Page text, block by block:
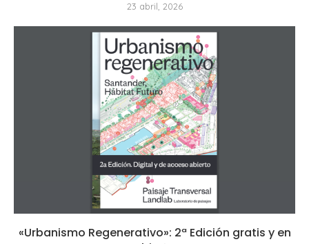
23 abril, 2026
«Urbanismo Regenerativo»: 2ª Edición gratis y en